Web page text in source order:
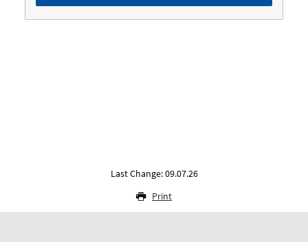
Last Change: 09.07.26
Print